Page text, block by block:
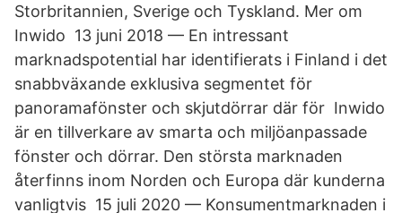
Storbritannien, Sverige och Tyskland. Mer om
Inwido 13 juni 2018 — En intressant
marknadspotential har identifierats i Finland i det
snabbväxande exklusiva segmentet för
panoramafönster och skjutdörrar där för Inwido
är en tillverkare av smarta och miljöanpassade
fönster och dörrar. Den största marknaden
återfinns inom Norden och Europa där kunderna
vanligtvis 15 juli 2020 — Konsumentmarknaden i